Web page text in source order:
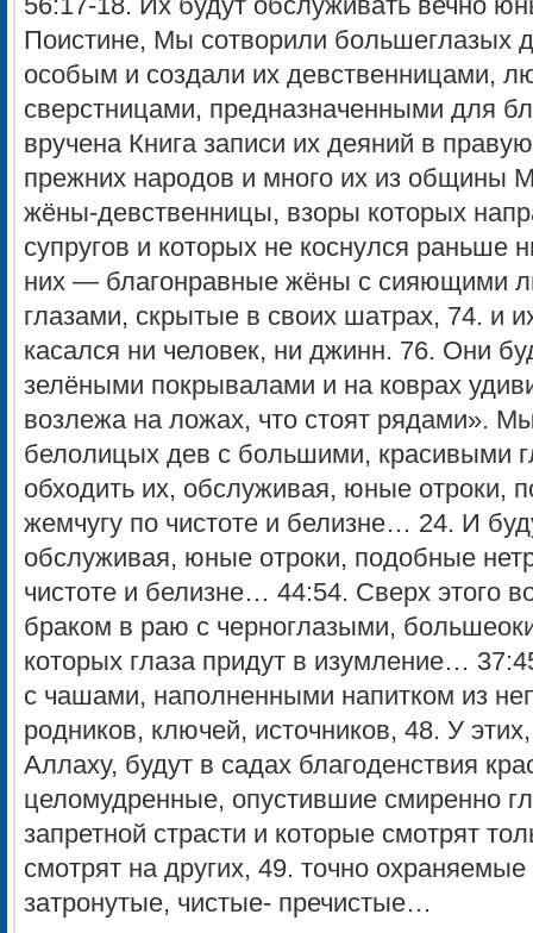
56:17-18. Их будут обслуживать вечно
Поистине, Мы сотворили большеглазых
особым и создали их девственницами,
сверстницами, предназначенными для
вручена Книга записи их деяний в
прежних народов и много их из общины
жёны-девственницы, взоры которых
супругов и которых не коснулся раньше
них — благонравные жёны с сияющими
глазами, скрытые в своих шатрах, 74. и
касался ни человек, ни джинн. 76. Они
зелёными покрывалами и на коврах
возлежа на ложах, что стоят рядами».
белолицых дев с большими, красивыми
обходить их, обслуживая, юные отроки,
жемчугу по чистоте и белизне… 24. И
обслуживая, юные отроки, подобные
чистоте и белизне… 44:54. Сверх этого
браком в раю с черноглазыми,
которых глаза придут в изумление…
с чашами, наполненными напитком из
родников, ключей, источников, 48. У
Аллаху, будут в садах благоденствия
целомудренные, опустившие смиренно
запретной страсти и которые смотрят
смотрят на других, 49. точно
затронутые, чистые- пречистые…